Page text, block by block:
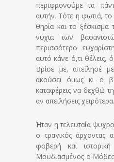
περιφρονούμε τα
αυτήν. Τότε η φωτιά,
θηρία και το ξέσκισμα
νύχια των
περισσότερο
αυτό κάνε ό,τι θέλεις,
Βρίσε με, απείλησέ
ακούσει όμως κι ο
καταφέρεις να δεχθώ
αν απειλήσεις χειρότερα.
Ήταν η τελευταία
ο τραγικός άρχοντας
φοβερή και
Μουδιασμένος ο